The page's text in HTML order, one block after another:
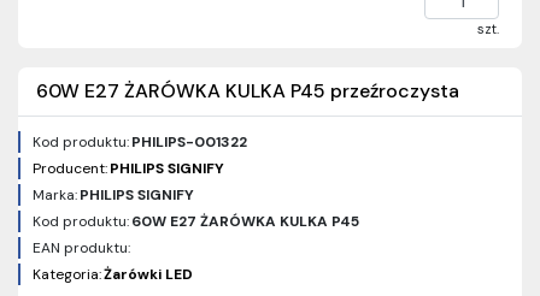
szt.
60W E27 ŻARÓWKA KULKA P45 przeźroczysta
Kod produktu:PHILIPS-001322
Producent:PHILIPS SIGNIFY
Marka:PHILIPS SIGNIFY
Kod produktu:60W E27 ŻARÓWKA KULKA P45
EAN produktu:
Kategoria:Żarówki LED